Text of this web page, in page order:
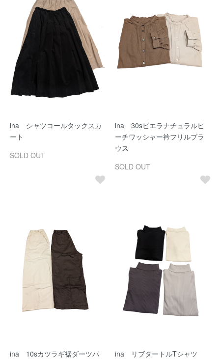
ina シャツコールタックスカ
ート
SOLD OUT
ina 30sビエラナチュラルピ
ーチワッシャー衿フリルブラ
ウス
SOLD OUT
ina 10sカツラギ裾ダーツパ
ina リブタートルTシャツ